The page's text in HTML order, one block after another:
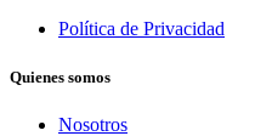
Política de Privacidad
Quienes somos
Nosotros